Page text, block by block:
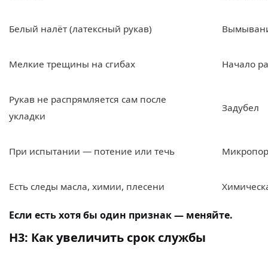
Белый налёт (латексный рукав)
Мелкие трещины на сгибах Начало
Рукав не распрямляется сам после
укладки
Задубел
При испытании — потение или течь
Есть следы масла, химии, плесени
Если есть хотя бы один признак — меняйте.
H3: Как увеличить срок службы